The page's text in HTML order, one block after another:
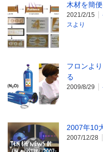
木材を簡
2021/2/15
スより
フロンよ
る
2009/8/29
2007年10
2007/12/28